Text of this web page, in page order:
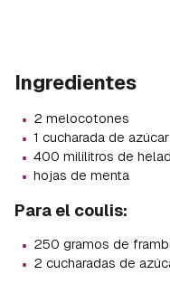
Ingredientes
· 2 melocotones
· 1 cucharada de azúcar
· 400 mililitros de
· hojas de menta
Para el coulis:
· 250 gramos de
· 2 cucharadas de